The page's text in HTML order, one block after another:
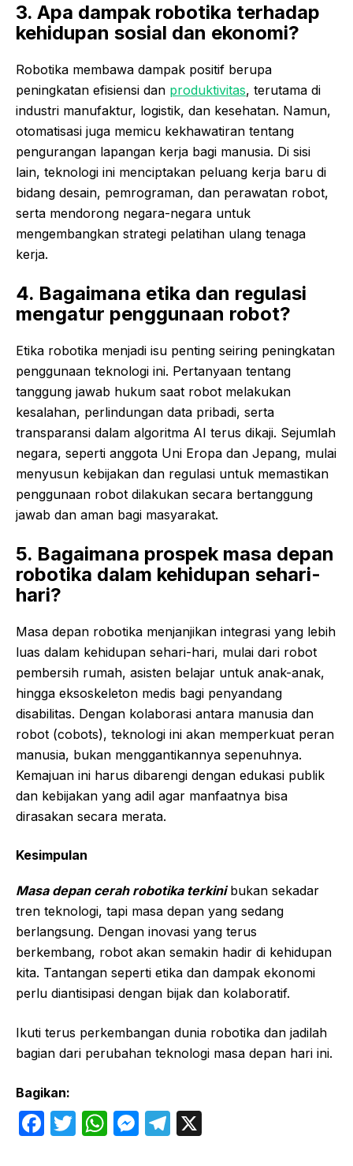
3. Apa dampak robotika terhadap
kehidupan sosial dan ekonomi?
Robotika membawa dampak positif berupa
peningkatan efisiensi dan produktivitas, terutama di
industri manufaktur, logistik, dan kesehatan. Namun,
otomatisasi juga memicu kekhawatiran tentang
pengurangan lapangan kerja bagi manusia. Di sisi
lain, teknologi ini menciptakan peluang kerja baru di
bidang desain, pemrograman, dan perawatan robot,
serta mendorong negara-negara untuk
mengembangkan strategi pelatihan ulang tenaga
kerja.
4. Bagaimana etika dan regulasi
mengatur penggunaan robot?
Etika robotika menjadi isu penting seiring peningkatan
penggunaan teknologi ini. Pertanyaan tentang
tanggung jawab hukum saat robot melakukan
kesalahan, perlindungan data pribadi, serta
transparansi dalam algoritma AI terus dikaji. Sejumlah
negara, seperti anggota Uni Eropa dan Jepang, mulai
menyusun kebijakan dan regulasi untuk memastikan
penggunaan robot dilakukan secara bertanggung
jawab dan aman bagi masyarakat.
5. Bagaimana prospek masa depan
robotika dalam kehidupan sehari-
hari?
Masa depan robotika menjanjikan integrasi yang lebih
luas dalam kehidupan sehari-hari, mulai dari robot
pembersih rumah, asisten belajar untuk anak-anak,
hingga eksoskeleton medis bagi penyandang
disabilitas. Dengan kolaborasi antara manusia dan
robot (cobots), teknologi ini akan memperkuat peran
manusia, bukan menggantikannya sepenuhnya.
Kemajuan ini harus dibarengi dengan edukasi publik
dan kebijakan yang adil agar manfaatnya bisa
dirasakan secara merata.
Kesimpulan
Masa depan cerah robotika terkinibukan sekadar
tren teknologi, tapi masa depan yang sedang
berlangsung. Dengan inovasi yang terus
berkembang, robot akan semakin hadir di kehidupan
kita. Tantangan seperti etika dan dampak ekonomi
perlu diantisipasi dengan bijak dan kolaboratif.
Ikuti terus perkembangan dunia robotika dan jadilah
bagian dari perubahan teknologi masa depan hari ini.
Bagikan:
F
T
W M T